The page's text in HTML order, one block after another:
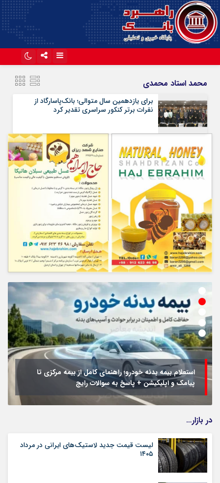
محمد استاد محمدی
برای یازدهمین سال متوالی؛ بانک‌پاسارگاد از
نفرات برتر کنکور سراسری تقدیر کرد
استعلام بیمه بدنه خودرو؛ راهنمای کامل از بیمه مرکزی تا
پیامک و اپلیکیشن + پاسخ به سوالات رایج
در بازار…
لیست قیمت جدید لاستیک‌های ایرانی در مرداد
۱۴۰۵